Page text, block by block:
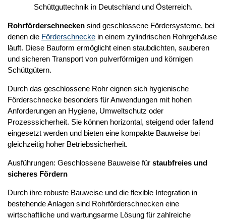
Schüttguttechnik in Deutschland und Österreich.
Rohrförderschnecken sind geschlossene Fördersysteme, bei
denen die Förderschnecke in einem zylindrischen Rohrgehäuse
läuft. Diese Bauform ermöglicht einen staubdichten, sauberen
und sicheren Transport von pulverförmigen und körnigen
Schüttgütern.
Durch das geschlossene Rohr eignen sich hygienische
Förderschnecke besonders für Anwendungen mit hohen
Anforderungen an Hygiene, Umweltschutz oder
Prozesssicherheit. Sie können horizontal, steigend oder fallend
eingesetzt werden und bieten eine kompakte Bauweise bei
gleichzeitig hoher Betriebssicherheit.
Ausführungen: Geschlossene Bauweise für staubfreies und
sicheres Fördern
Durch ihre robuste Bauweise und die flexible Integration in
bestehende Anlagen sind Rohrförderschnecken eine
wirtschaftliche und wartungsarme Lösung für zahlreiche